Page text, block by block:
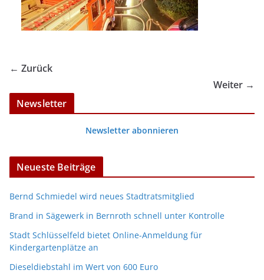
← Zurück
Weiter →
Newsletter
Newsletter abonnieren
Neueste Beiträge
Bernd Schmiedel wird neues Stadtratsmitglied
Brand in Sägewerk in Bernroth schnell unter Kontrolle
Stadt Schlüsselfeld bietet Online-Anmeldung für
Kindergartenplätze an
Dieseldiebstahl im Wert von 600 Euro